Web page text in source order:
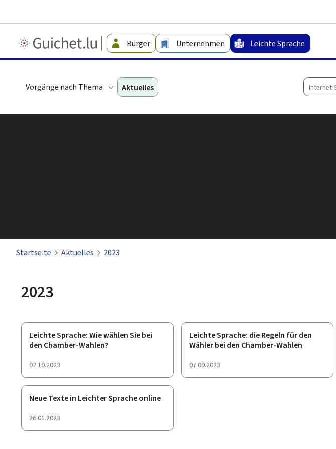
Guichet.lu
-
Sprache
Bürger Unternehmen Leichte Sprache
Vorgänge nach Thema Aktuelles
Internet-
Seite
Startseite Aktuelles 2023
2023
Leichte Sprache: Wie wählen Sie bei
den Chamber-Wahlen?
Veröffentlichung
02.10.2023
Leichte Sprache: die Regeln für den
Wähler bei den Chamber-Wahlen
Veröffentlichung
07.09.2023
Neue Texte in Leichter Sprache online
Veröffentlichung
26.01.2023